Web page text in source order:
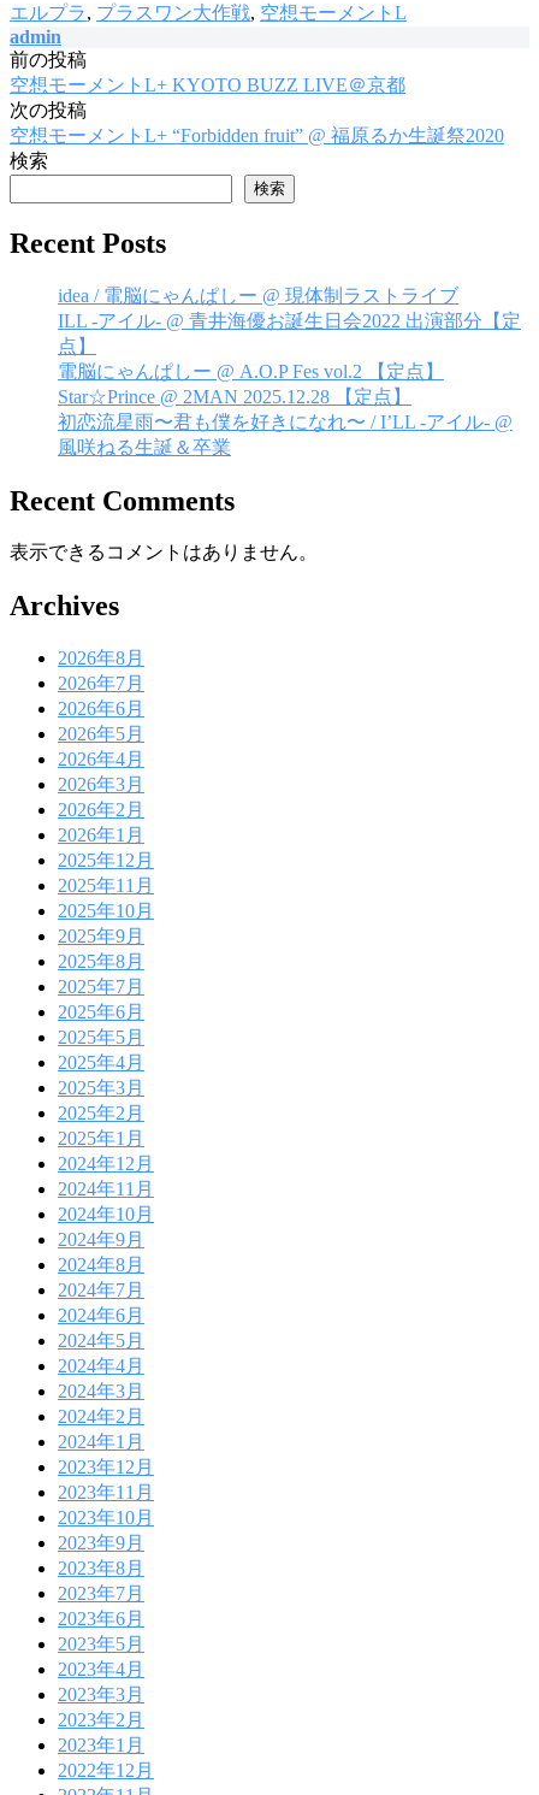
エルプラ, プラスワン大作戦, 空想モーメントL
admin
投
稿
ナ
ビ
ー
前の投稿
空想モーメントL+ KYOTO BUZZ LIVE＠京都
次の投稿
空想モーメントL+ “Forbidden fruit” @ 福原るか生誕祭2020
検索
検索
Recent Posts
idea / 電脳にゃんぱしー @ 現体制ラストライブ
ILL -アイル- @ 青井海優お誕生日会2022 出演部分【定
点】
電脳にゃんぱしー @ A.O.P Fes vol.2 【定点】
Star☆Prince @ 2MAN 2025.12.28 【定点】
初恋流星雨〜君も僕を好きになれ〜 / I’LL -アイル- @
風咲ねる生誕＆卒業
Recent Comments
表示できるコメントはありません。
Archives
2026年8月
2026年7月
2026年6月
2026年5月
2026年4月
2026年3月
2026年2月
2026年1月
2025年12月
2025年11月
2025年10月
2025年9月
2025年8月
2025年7月
2025年6月
2025年5月
2025年4月
2025年3月
2025年2月
2025年1月
2024年12月
2024年11月
2024年10月
2024年9月
2024年8月
2024年7月
2024年6月
2024年5月
2024年4月
2024年3月
2024年2月
2024年1月
2023年12月
2023年11月
2023年10月
2023年9月
2023年8月
2023年7月
2023年6月
2023年5月
2023年4月
2023年3月
2023年2月
2023年1月
2022年12月